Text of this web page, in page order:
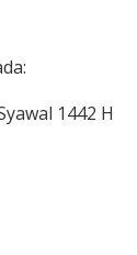
1442 H